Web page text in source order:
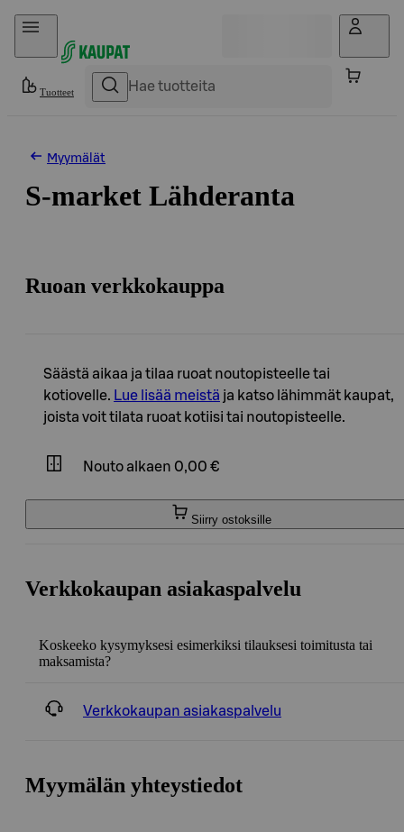
Hyppää sisältöön
Tuotteet
Myymälät
S-market Lähderanta
Ruoan verkkokauppa
Säästä aikaa ja tilaa ruoat noutopisteelle tai
kotiovelle. Lue lisää meistä ja katso lähimmät kaupat,
joista voit tilata ruoat kotiisi tai noutopisteelle.
Nouto alkaen 0,00 €
Siirry ostoksille
Verkkokaupan asiakaspalvelu
Koskeeko kysymyksesi esimerkiksi tilauksesi toimitusta tai
maksamista?
Verkkokaupan asiakaspalvelu
Myymälän yhteystiedot